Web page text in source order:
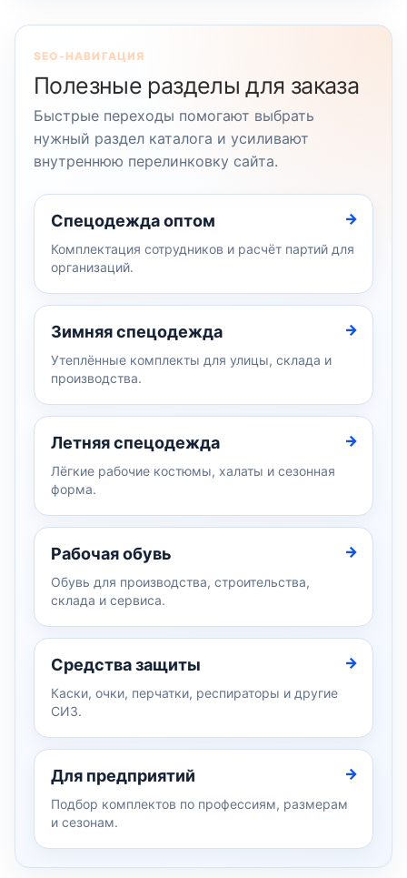
SEO-НАВИГАЦИЯ
Полезные разделы для заказа
Быстрые переходы помогают выбрать
нужный раздел каталога и усиливают
внутреннюю перелинковку сайта.
Спецодежда оптом
Комплектация сотрудников и расчёт партий для
организаций.
Зимняя спецодежда
Утеплённые комплекты для улицы, склада и
производства.
Летняя спецодежда
Лёгкие рабочие костюмы, халаты и сезонная
форма.
Рабочая обувь
Обувь для производства, строительства,
склада и сервиса.
Средства защиты
Каски, очки, перчатки, респираторы и другие
СИЗ.
Для предприятий
Подбор комплектов по профессиям, размерам
и сезонам.